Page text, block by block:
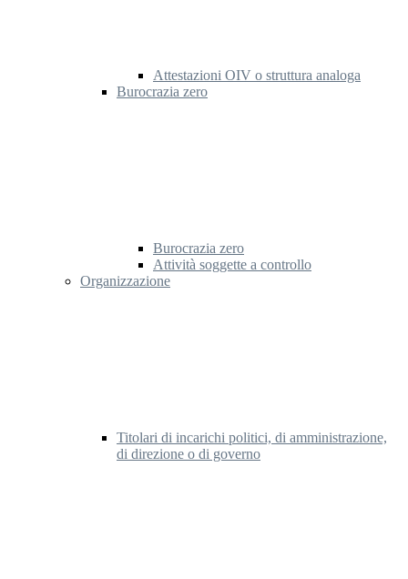
Attestazioni OIV o struttura analoga
Burocrazia zero
Burocrazia zero
Attività soggette a controllo
Organizzazione
Titolari di incarichi politici, di amministrazione,
di direzione o di governo